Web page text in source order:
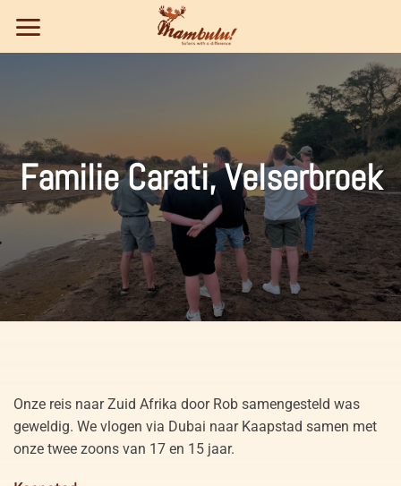
naar
inhoud
Familie Carati, Velserbroek
Onze reis naar Zuid Afrika door Rob samengesteld was
geweldig. We vlogen via Dubai naar Kaapstad samen met
onze twee zoons van 17 en 15 jaar.